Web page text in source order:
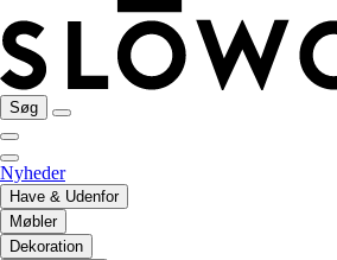
Søg
Nyheder
Have & Udenfor
Møbler
Dekoration